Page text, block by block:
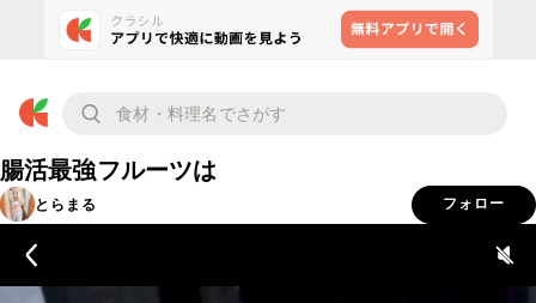
腸活最強フルーツは
とらまる フォロー